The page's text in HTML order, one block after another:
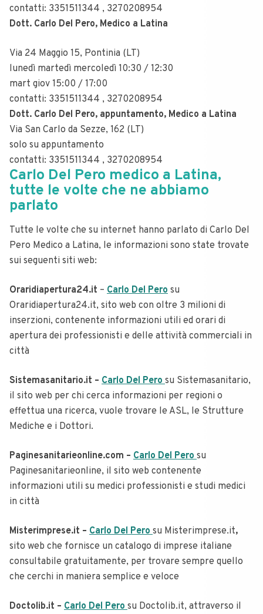
contatti: 3351511344 , 3270208954
Dott. Carlo Del Pero, Medico a Latina
Via 24 Maggio 15, Pontinia (LT)
lunedì martedì mercoledì 10:30 / 12:30
mart giov 15:00 / 17:00
contatti: 3351511344 , 3270208954
Dott. Carlo Del Pero, appuntamento, Medico a Latina
Via San Carlo da Sezze, 162 (LT)
solo su appuntamento
contatti: 3351511344 , 3270208954
Carlo Del Pero medico a Latina,
tutte le volte che ne abbiamo
parlato
Tutte le volte che su internet hanno parlato di Carlo Del
Pero Medico a Latina, le informazioni sono state trovate
sui seguenti siti web:
Oraridiapertura24.it – Carlo Del Pero su
Oraridiapertura24.it, sito web con oltre 3 milioni di
inserzioni, contenente informazioni utili ed orari di
apertura dei professionisti e delle attività commerciali in
città
Sistemasanitario.it – Carlo Del Perosu Sistemasanitario,
il sito web per chi cerca informazioni per regioni o
effettua una ricerca, vuole trovare le ASL, le Strutture
Mediche e i Dottori.
Paginesanitarieonline.com – Carlo Del Perosu
Paginesanitarieonline, il sito web contenente
informazioni utili su medici professionisti e studi medici
in città
Misterimprese.it – Carlo Del Perosu Misterimprese.it,
sito web che fornisce un catalogo di imprese italiane
consultabile gratuitamente, per trovare sempre quello
che cerchi in maniera semplice e veloce
Doctolib.it – Carlo Del Perosu Doctolib.it, attraverso il